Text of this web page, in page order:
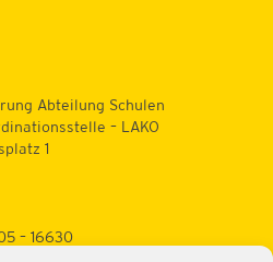
Abteilung Schulen
– LAKO
1
– 16630